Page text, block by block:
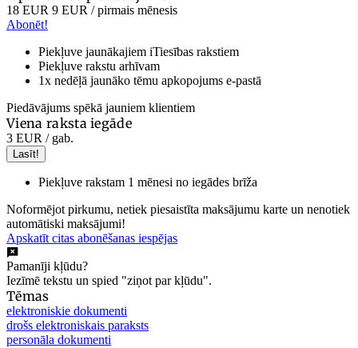
18 EUR 9 EUR / pirmais mēnesis
Abonēt!
Piekļuve jaunākajiem iTiesības rakstiem
Piekļuve rakstu arhīvam
1x nedēļā jaunāko tēmu apkopojums e-pastā
Piedāvājums spēkā jauniem klientiem
Viena raksta iegāde
3 EUR / gab.
Lasīt!
Piekļuve rakstam 1 mēnesi no iegādes brīža
Noformējot pirkumu, netiek piesaistīta maksājumu karte un nenotiek
automātiski maksājumi!
Apskatīt citas abonēšanas iespējas
Pamanīji kļūdu?
Iezīmē tekstu un spied "ziņot par kļūdu".
Tēmas
elektroniskie dokumenti
drošs elektroniskais paraksts
personāla dokumenti